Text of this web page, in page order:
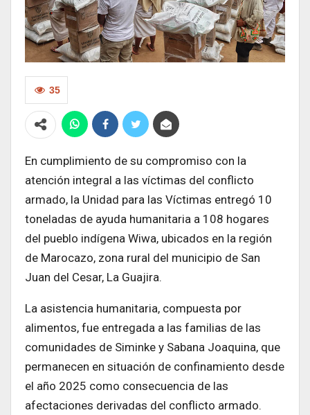
35
En cumplimiento de su compromiso con la
atención integral a las víctimas del conflicto
armado, la Unidad para las Víctimas entregó 10
toneladas de ayuda humanitaria a 108 hogares
del pueblo indígena Wiwa, ubicados en la región
de Marocazo, zona rural del municipio de San
Juan del Cesar, La Guajira.
La asistencia humanitaria, compuesta por
alimentos, fue entregada a las familias de las
comunidades de Siminke y Sabana Joaquina, que
permanecen en situación de confinamiento desde
el año 2025 como consecuencia de las
afectaciones derivadas del conflicto armado.